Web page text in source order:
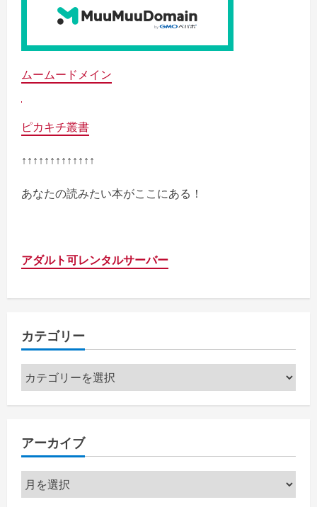
ムームードメイン
ピカキチ叢書
↑↑↑↑↑↑↑↑↑↑↑↑↑
あなたの読みたい本がここにある！
アダルト可レンタルサーバー
カテゴリー
カ
テ
ー
アーカイブ
ア
ー